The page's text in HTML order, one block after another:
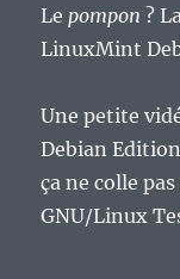
Le pompon ?
LinuxMint
Une petite
Debian
ça ne colle
GNU/Linux